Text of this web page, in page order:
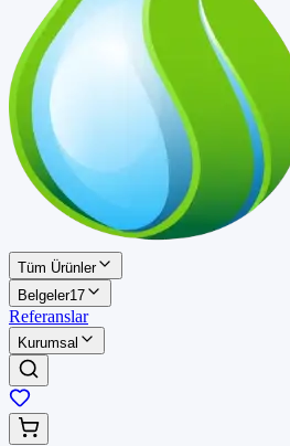
Tüm Ürünler
Belgeler17
Referanslar
Kurumsal